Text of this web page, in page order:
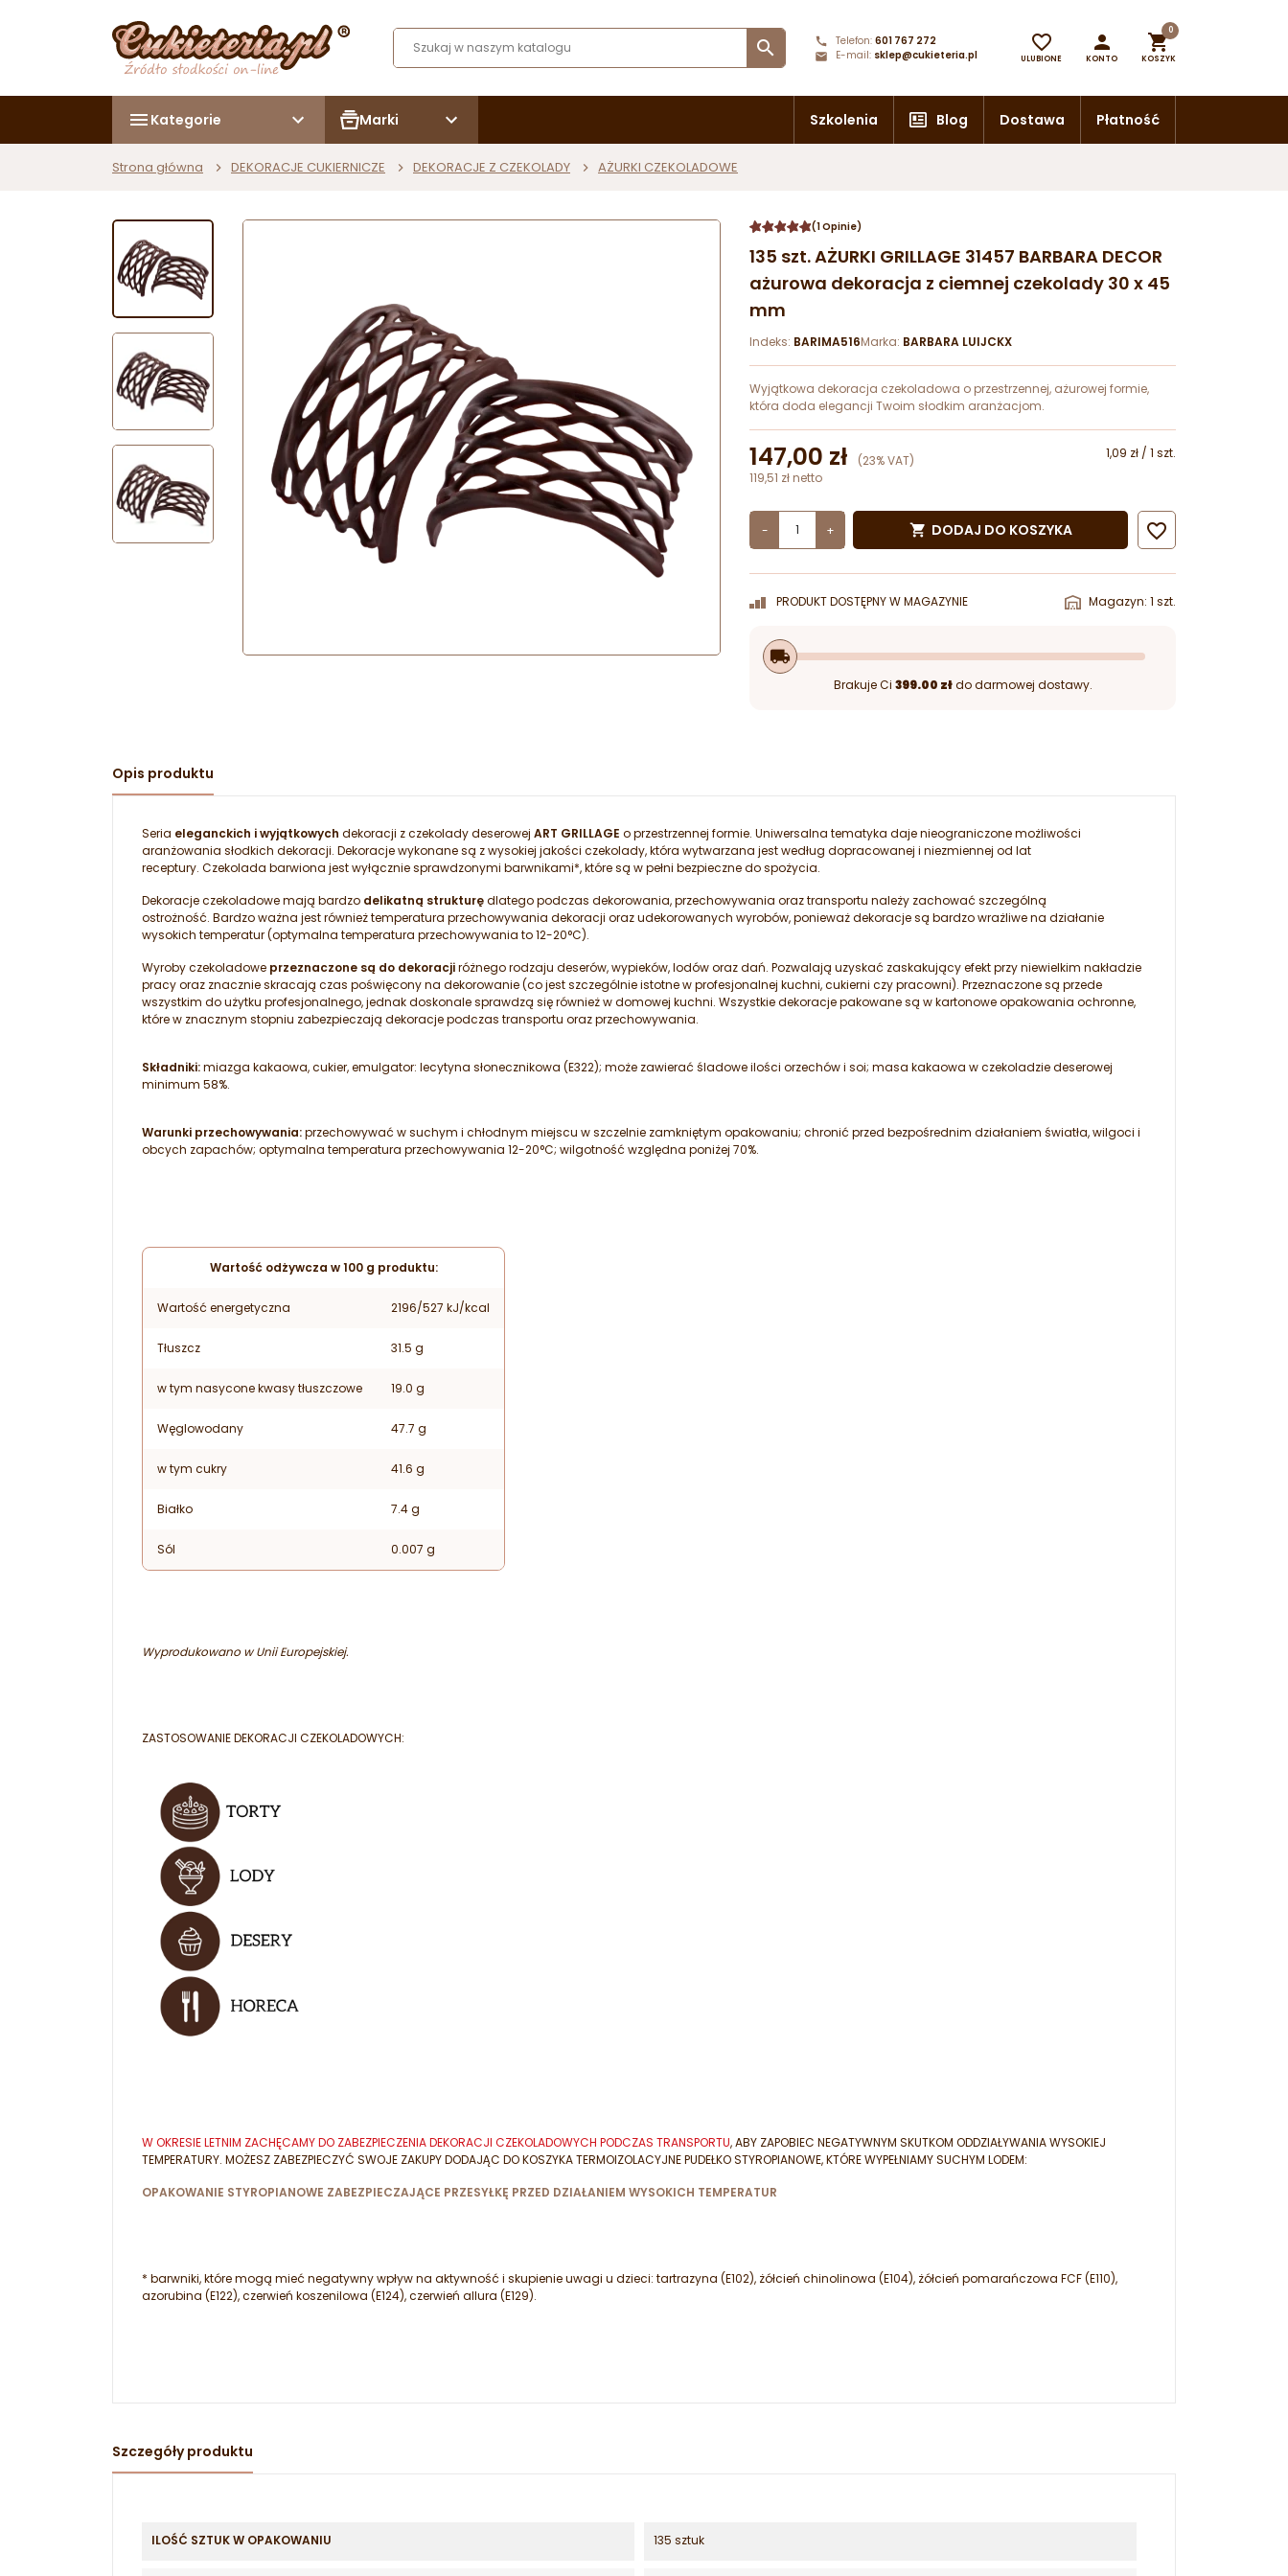
 Telefon: 601 767 272
E-mail: sklep@cukieteria.pl

ULUBIONE

KONTO

0
KOSZYK
Kategorie Marki Szkolenia Blog Dostawa Płatność
Strona główna DEKORACJE CUKIERNICZE DEKORACJE Z CZEKOLADY AŻURKI CZEKOLADOWE
(1 Opinie)
135 szt. AŻURKI GRILLAGE 31457 BARBARA DECOR
ażurowa dekoracja z ciemnej czekolady 30 x 45
mm
Indeks: BARIMA516Marka: BARBARA LUIJCKX
Wyjątkowa dekoracja czekoladowa o przestrzennej, ażurowej formie,
która doda elegancji Twoim słodkim aranżacjom.
147,00 zł (23% VAT)
1,09 zł / 1 szt.
119,51 zł netto
- +  DODAJ DO KOSZYKA 
PRODUKT DOSTĘPNY W MAGAZYNIE Magazyn: 1 szt.
local_shipping
Brakuje Ci 399.00 złdo darmowej dostawy.
Opis produktu
Seria eleganckich i wyjątkowych dekoracji z czekolady deserowej ART GRILLAGE o przestrzennej formie. Uniwersalna tematyka daje nieograniczone możliwości
aranżowania słodkich dekoracji. Dekoracje wykonane są z wysokiej jakości czekolady, która wytwarzana jest według dopracowanej i niezmiennej od lat
receptury. Czekolada barwiona jest wyłącznie sprawdzonymi barwnikami*, które są w pełni bezpieczne do spożycia.
Dekoracje czekoladowe mają bardzo delikatną strukturędlatego podczas dekorowania, przechowywania oraz transportu należy zachować szczególną
ostrożność. Bardzo ważna jest również temperatura przechowywania dekoracji oraz udekorowanych wyrobów, ponieważ dekoracje są bardzo wrażliwe na działanie
wysokich temperatur (optymalna temperatura przechowywania to 12-20°C).
Wyroby czekoladowe przeznaczone są do dekoracjiróżnego rodzaju deserów, wypieków, lodów oraz dań. Pozwalają uzyskać zaskakujący efekt przy niewielkim nakładzie
pracy oraz znacznie skracają czas poświęcony na dekorowanie (co jest szczególnie istotne w profesjonalnej kuchni, cukierni czy pracowni). Przeznaczone są przede
wszystkim do użytku profesjonalnego, jednak doskonale sprawdzą się również w domowej kuchni. Wszystkie dekoracje pakowane są w kartonowe opakowania ochronne,
które w znacznym stopniu zabezpieczają dekoracje podczas transportu oraz przechowywania.
Składniki:miazga kakaowa, cukier, emulgator: lecytyna słonecznikowa (E322); może zawierać śladowe ilości orzechów i soi; masa kakaowa w czekoladzie deserowej
minimum 58%.
Warunki przechowywania:przechowywać w suchym i chłodnym miejscu w szczelnie zamkniętym opakowaniu; chronić przed bezpośrednim działaniem światła, wilgoci i
obcych zapachów; optymalna temperatura przechowywania 12-20°C; wilgotność względna poniżej 70%.
Wartość odżywcza w 100 g produktu:
Wartość energetyczna 2196/527 kJ/kcal
Tłuszcz 31.5 g
w tym nasycone kwasy tłuszczowe 19.0 g
Węglowodany 47.7 g
w tym cukry 41.6 g
Białko 7.4 g
Sól 0.007 g
Wyprodukowano w Unii Europejskiej.
ZASTOSOWANIE DEKORACJI CZEKOLADOWYCH:
W OKRESIE LETNIM ZACHĘCAMY DO ZABEZPIECZENIA DEKORACJI CZEKOLADOWYCH PODCZAS TRANSPORTU, ABY ZAPOBIEC NEGATYWNYM SKUTKOM ODDZIAŁYWANIA WYSOKIEJ
TEMPERATURY. MOŻESZ ZABEZPIECZYĆ SWOJE ZAKUPY DODAJĄC DO KOSZYKA TERMOIZOLACYJNE PUDEŁKO STYROPIANOWE, KTÓRE WYPEŁNIAMY SUCHYM LODEM:
OPAKOWANIE STYROPIANOWE ZABEZPIECZAJĄCE PRZESYŁKĘ PRZED DZIAŁANIEM WYSOKICH TEMPERATUR
* barwniki, które mogą mieć negatywny wpływ na aktywność i skupienie uwagi u dzieci: tartrazyna (E102), żółcień chinolinowa (E104), żółcień pomarańczowa FCF (E110),
azorubina (E122), czerwień koszenilowa (E124), czerwień allura (E129).
Szczegóły produktu
ILOŚĆ SZTUK W OPAKOWANIU 135 sztuk